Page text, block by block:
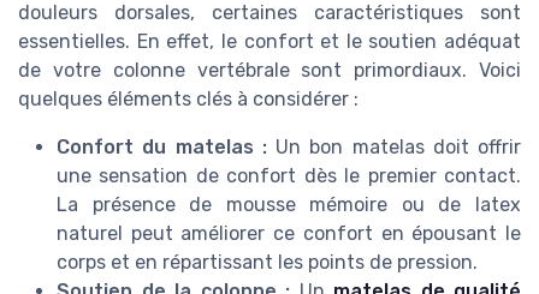
douleurs dorsales, certaines caractéristiques sont
essentielles. En effet, le confort et le soutien adéquat
de votre colonne vertébrale sont primordiaux. Voici
quelques éléments clés à considérer :
Confort du matelas :Un bon matelas doit offrir
une sensation de confort dès le premier contact.
La présence de mousse mémoire ou de latex
naturel peut améliorer ce confort en épousant le
corps et en répartissant les points de pression.